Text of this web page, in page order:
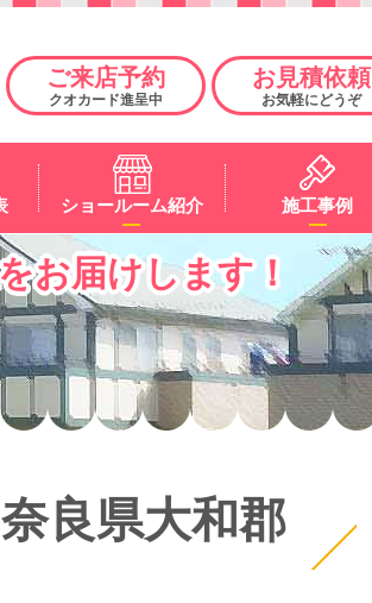
ご来店予約
クオカード進呈中
お見積依頼
お気軽にどうぞ
ショールーム紹介 施工事例
お届けします！
良県大和郡